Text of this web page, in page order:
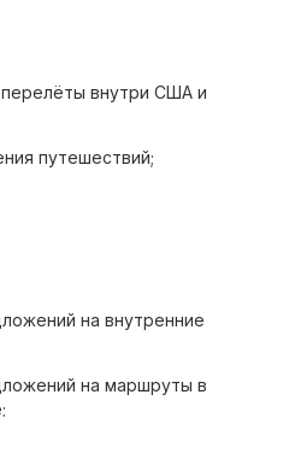
внутри США и
путешествий;
без прямого контакта с
на внутренние
на маршруты в
в интерфейсе.